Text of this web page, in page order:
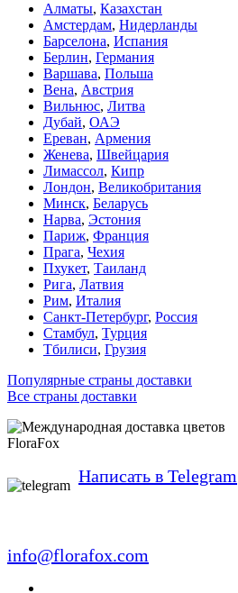
Алматы, Казахстан
Амстердам, Нидерланды
Барселона, Испания
Берлин, Германия
Варшава, Польша
Вена, Австрия
Вильнюс, Литва
Дубай, ОАЭ
Ереван, Армения
Женева, Швейцария
Лимассол, Кипр
Лондон, Великобритания
Минск, Беларусь
Нарва, Эстония
Париж, Франция
Прага, Чехия
Пхукет, Таиланд
Рига, Латвия
Рим, Италия
Санкт-Петербург, Россия
Стамбул, Турция
Тбилиси, Грузия
Популярные страны доставки
Все страны доставки
FloraFox
Написать в Telegram
info@florafox.com